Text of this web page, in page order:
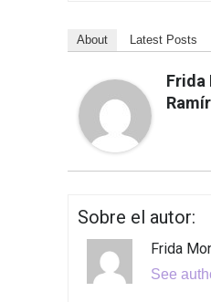
About Latest Posts
Frida
Sobre el autor:
Frida
See